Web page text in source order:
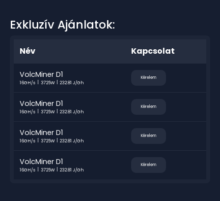
Exkluzív Ajánlatok:
Név Kapcsolat
VolcMiner D1
16GH/s 3725W 232.81 J/Gh
Kérelem
VolcMiner D1
16GH/s 3725W 232.81 J/Gh
Kérelem
VolcMiner D1
16GH/s 3725W 232.81 J/Gh
Kérelem
VolcMiner D1
16GH/s 3725W 232.81 J/Gh
Kérelem